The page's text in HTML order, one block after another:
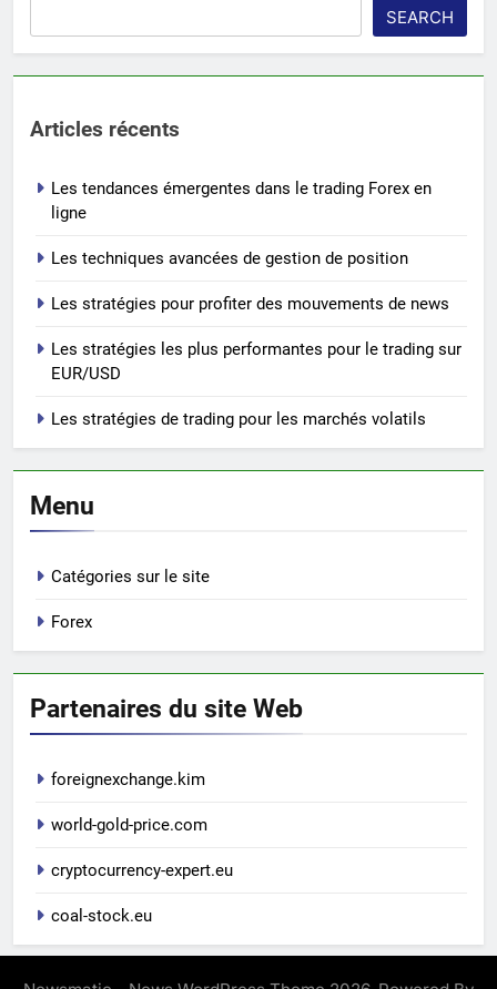
SEARCH
Articles récents
Les tendances émergentes dans le trading Forex en
ligne
Les techniques avancées de gestion de position
Les stratégies pour profiter des mouvements de news
Les stratégies les plus performantes pour le trading sur
EUR/USD
Les stratégies de trading pour les marchés volatils
Menu
Catégories sur le site
Forex
Partenaires du site Web
foreignexchange.kim
world-gold-price.com
cryptocurrency-expert.eu
coal-stock.eu